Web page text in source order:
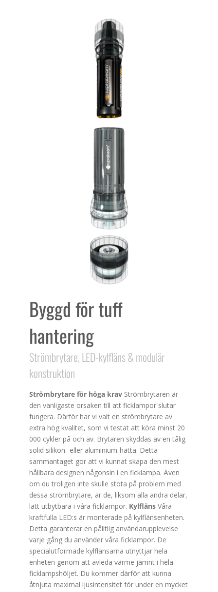
Byggd för tuff
hantering
Strömbrytare, LED-kylfläns & modulär
konstruktion
Strömbrytare för höga krav Strömbrytaren är
den vanligaste orsaken till att ficklampor slutar
fungera. Därför har vi valt en strömbrytare av
extra hög kvalitet, som vi testat att köra minst 20
000 cykler på och av. Brytaren skyddas av en tålig
solid silikon- eller aluminium-hätta. Detta
sammantaget gör att vi kunnat skapa den mest
hållbara designen någonsin i en ficklampa. Även
om du troligen inte skulle stöta på problem med
dessa strömbrytare, är de, liksom alla andra delar,
lätt utbytbara i våra ficklampor. Kylfläns Våra
kraftfulla LED:s är monterade på kylflänsenheten.
Detta garanterar en pålitlig användarupplevelse
varje gång du använder våra ficklampor. De
specialutformade kylflänsarna utnyttjar hela
enheten genom att avleda värme jämnt i hela
ficklampshöljet. Du kommer därför att kunna
åtnjuta maximal ljusintensitet för under en mycket